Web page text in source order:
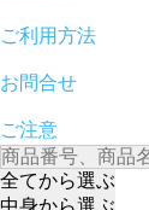
ご利用方法
お問合せ
ご注意
全てから選ぶ
中身から選ぶ